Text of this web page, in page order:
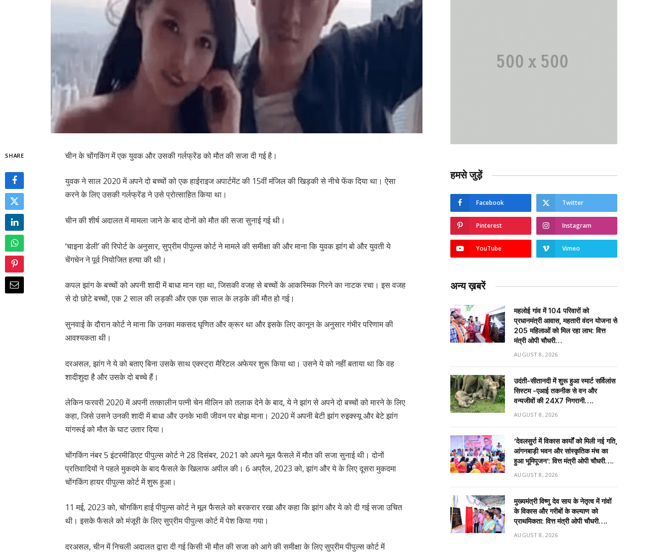
SHARE चीन के चोंगकिंग में एक युवक और उसकी गर्लफ्रेंड को मौत की सजा दी गई है।
युवक ने साल 2020 में अपने दो बच्चों को एक हाईराइज अपार्टमेंट की 15वीं मंजिल की खिड़की से नीचे फेंक दिया था। ऐसा
करने के लिए उसकी गर्लफ्रेंड ने उसे प्रोत्साहित किया था।
चीन की शीर्ष अदालत में मामला जाने के बाद दोनों को मौत की सजा सुनाई गई थी।
‘चाइना डेली’ की रिपोर्ट के अनुसार, सुप्रीम पीपुल्स कोर्ट ने मामले की समीक्षा की और माना कि युवक झांग बो और युवती ये
चेंगचेन ने पूर्व नियोजित हत्या की थी।
कपल झांग के बच्चों को अपनी शादी में बाधा मान रहा था, जिसकी वजह से बच्चों के आकस्मिक गिरने का नाटक रचा। इस वजह
से दो छोटे बच्चों, एक 2 साल की लड़की और एक एक साल के लड़के की मौत हो गई।
सुनवाई के दौरान कोर्ट ने माना कि उनका मकसद घृणित और क्रूर था और इसके लिए कानून के अनुसार गंभीर परिणाम की
आवश्यकता थी।
दरअसल, झांग ने ये को बताए बिना उसके साथ एक्स्ट्रा मैरिटल अफेयर शुरू किया था। उसने ये को नहीं बताया था कि वह
शादीशुदा है और उसके दो बच्चे हैं।
लेकिन फरवरी 2020 में अपनी तत्कालीन पत्नी चेन मीलिन को तलाक देने के बाद, ये ने झांग से अपने दो बच्चों को मारने के लिए
कहा, जिसे उसने उनकी शादी में बाधा और उनके भावी जीवन पर बोझ माना। 2020 में अपनी बेटी झांग रुइक्स्यू और बेटे झांग
यांगरूई को मौत के घाट उतार दिया।
चोंगकिंग नंबर 5 इंटरमीडिएट पीपुल्स कोर्ट ने 28 दिसंबर, 2021 को अपने मूल फैसले में मौत की सजा सुनाई थी। दोनों
प्रतिवादियों ने पहले मुकदमे के बाद फैसले के खिलाफ अपील की। 6 अप्रैल, 2023 को, झांग और ये के लिए दूसरा मुकदमा
चोंगकिंग हायर पीपुल्स कोर्ट में शुरू हुआ।
11 मई, 2023 को, चोंगकिंग हाई पीपुल्स कोर्ट ने मूल फैसले को बरकरार रखा और कहा कि झांग और ये को दी गई सजा उचित
थी। इसके फैसले को मंजूरी के लिए सुप्रीम पीपुल्स कोर्ट में पेश किया गया।
दरअसल, चीन में निचली अदालत द्वारा दी गई किसी भी मौत की सजा को आगे की समीक्षा के लिए सुप्रीम पीपुल्स कोर्ट में
हमसे जुड़ें
Facebook Twitter
Pinterest Instagram
YouTube Vimeo
अन्य ख़बरें
महलोई गांव में 104 परिवारों को
प्रधानमंत्री आवास, महतारी वंदन योजना से
205 महिलाओं को मिल रहा लाभ: वित्त
मंत्री ओपी चौधरी…
AUGUST 8, 2026
उदंती-सीतानदी में शुरू हुआ स्मार्ट सर्विलांस
सिस्टम -एआई तकनीक से वन और
वन्यजीवों की 24X7 निगरानी….
AUGUST 8, 2026
’देवलसुर्रा में विकास कार्यों को मिली नई गति,
आंगनबाड़ी भवन और सांस्कृतिक मंच का
हुआ भूमिपूजन’: वित्त मंत्री ओपी चौधरी….
AUGUST 8, 2026
मुख्यमंत्री विष्णु देव साय के नेतृत्व में गांवों
के विकास और गरीबों के कल्याण को
प्राथमिकता: वित्त मंत्री ओपी चौधरी….
AUGUST 8, 2026